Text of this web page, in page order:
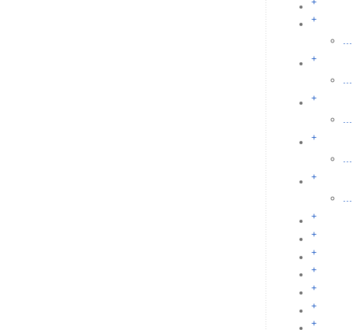
+
+
+
+
+
+
+
+
+
+
+
+